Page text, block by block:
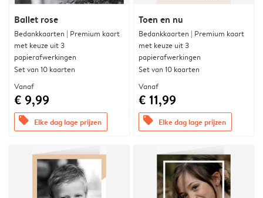
Ballet rose
Bedankkaarten | Premium kaart
met keuze uit 3
papierafwerkingen
Set van 10 kaarten
Vanaf
€ 9,99
offers Elke dag lage prijzen
Toen en nu
Bedankkaarten | Premium kaart
met keuze uit 3
papierafwerkingen
Set van 10 kaarten
Vanaf
€ 11,99
offers Elke dag lage prijzen